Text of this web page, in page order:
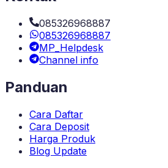
085326968887
085326968887
MP_Helpdesk
Channel info
Panduan
Cara Daftar
Cara Deposit
Harga Produk
Blog Update